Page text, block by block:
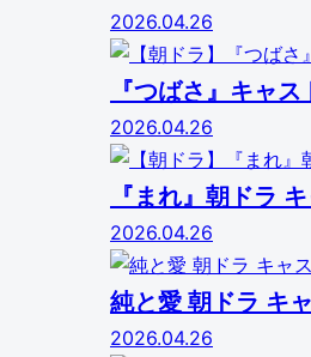
2026.04.26
『つばさ』キャ
2026.04.26
『まれ』朝ドラ
2026.04.26
純と愛 朝ドラ キ
2026.04.26